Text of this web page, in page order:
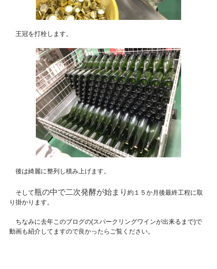
王冠を打栓します。
後は綺麗に整列し積み上げます。
そして瓶の中で二次発酵が始まり 約１５か月後最終工程に取
り掛かります。
ちなみに去年このブログの(スパークリングワインが出来るまで)で
動画も紹介してますので良かったらご覧ください。